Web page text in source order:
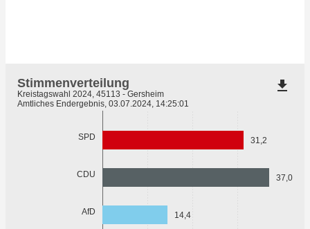
SPD
CDU
AfD
31,2
37,0
14,4
Stimmenverteilung
Kreistagswahl 2024, 45113 - Gersheim
Amtliches Endergebnis, 03.07.2024, 14:25:01
file_download